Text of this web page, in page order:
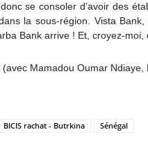
se consoler d’avoir des
la sous-région. Vista
Bank arrive ! Et, croyez-moi,
(avec Mamadou Oumar Ndiaye,
BICIS rachat - Butrkina Sénégal